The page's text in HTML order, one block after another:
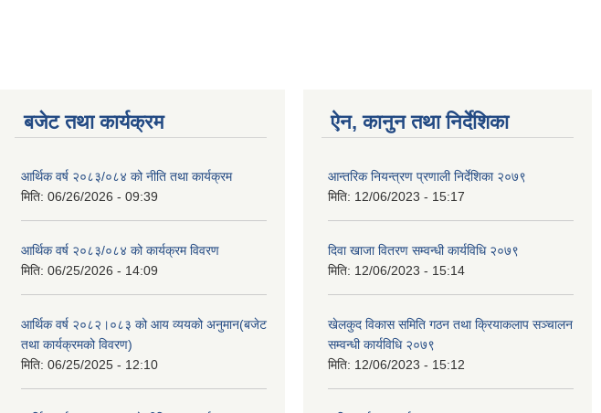
बजेट तथा कार्यक्रम
आर्थिक वर्ष २०८३/०८४ को नीति तथा कार्यक्रम
मिति: 06/26/2026 - 09:39
आर्थिक वर्ष २०८३/०८४ को कार्यक्रम विवरण
मिति: 06/25/2026 - 14:09
आर्थिक वर्ष २०८२।०८३ को आय व्ययको अनुमान(बजेट
तथा कार्यक्रमको विवरण)
मिति: 06/25/2025 - 12:10
ऐन, कानुन तथा निर्देशिका
आन्तरिक नियन्त्रण प्रणाली निर्देशिका २०७९
मिति: 12/06/2023 - 15:17
दिवा खाजा वितरण सम्वन्धी कार्यविधि २०७९
मिति: 12/06/2023 - 15:14
खेलकुद विकास समिति गठन तथा क्रियाकलाप सञ्चालन
सम्वन्धी कार्यविधि २०७९
मिति: 12/06/2023 - 15:12